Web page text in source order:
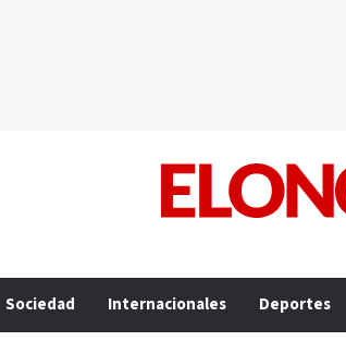
Sociedad Internacionales Deportes